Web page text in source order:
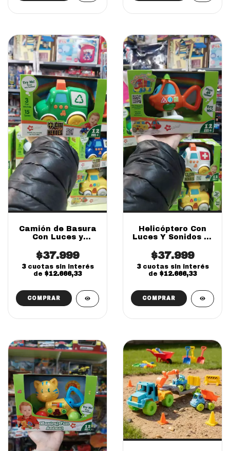
Camión de Basura
Con Luces y
Juguete Lionels
$37.999
3 cuotas sin interés
de $12.666,33
Helicóptero Con
Luces Y Sonidos 10
Juguete
Interactivo
$37.999
3 cuotas sin interés
de $12.666,33